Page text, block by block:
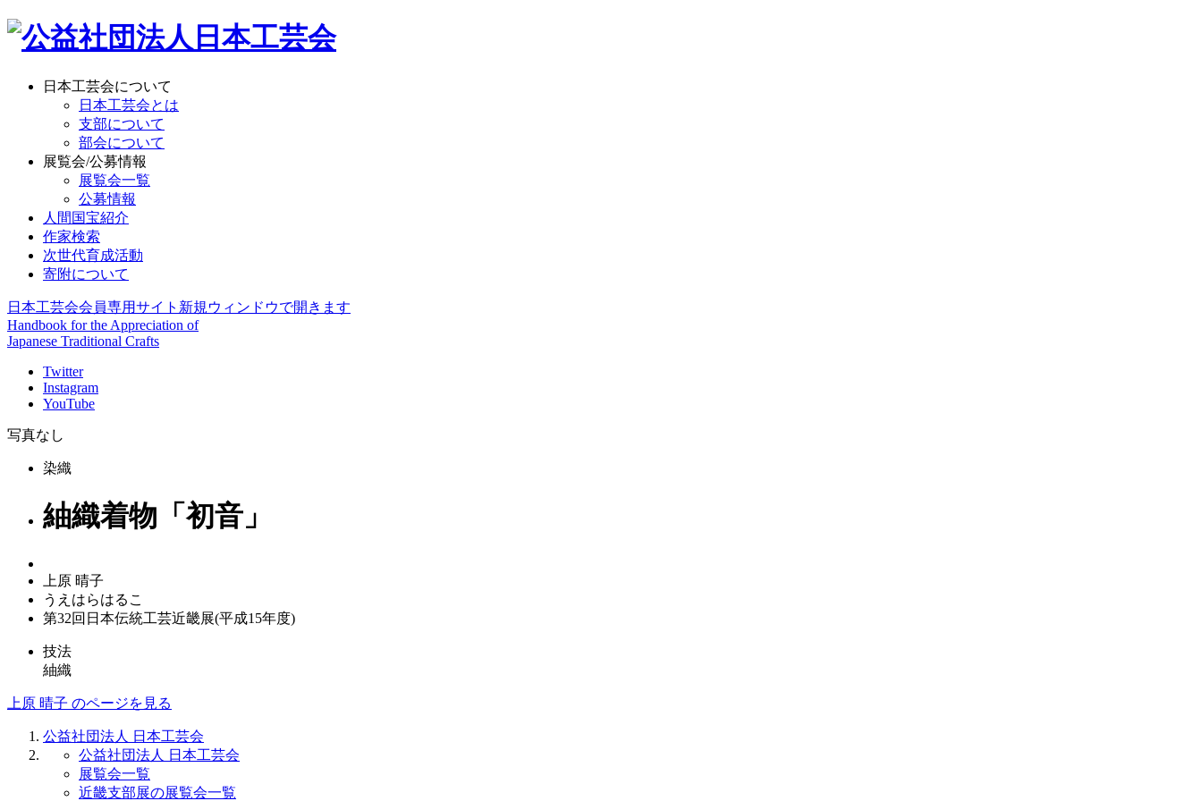
日本工芸会について
日本工芸会とは
支部について
部会について
展覧会/公募情報
展覧会一覧
公募情報
人間国宝紹介
作家検索
次世代育成活動
寄附について
日本工芸会会員専用サイト 新規ウィンドウで開きます
Handbook for the Appreciation of
Japanese Traditional Crafts
Twitter
Instagram
YouTube
写真なし
染織
紬織着物「初音」
上原 晴子
うえはらはるこ
第32回日本伝統工芸近畿展(平成15年度)
技法
紬織
上原 晴子 のページを見る
公益社団法人 日本工芸会
公益社団法人 日本工芸会
展覧会一覧
近畿支部展の展覧会一覧